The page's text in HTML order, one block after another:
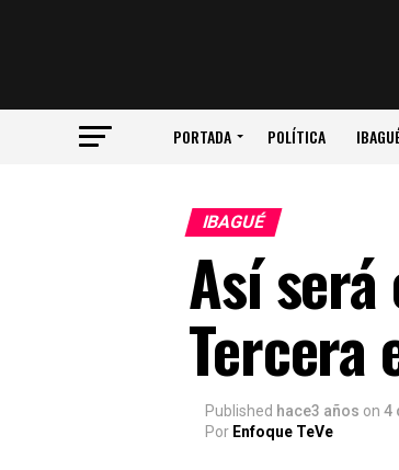
PORTADA POLÍTICA
IBAGUÉ
Así
Tercera
Published hace3 años on 4
Por Enfoque TeVe